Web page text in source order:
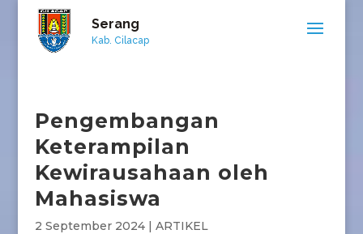
Serang
Kab. Cilacap
Pengembangan
Keterampilan
Kewirausahaan oleh
Mahasiswa
2 September 2024| ARTIKEL